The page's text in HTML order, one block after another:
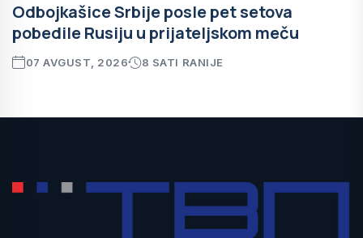
Odbojkašice Srbije posle pet setova
pobedile Rusiju u prijateljskom meču
07 AVGUST, 2026 8 SATI RANIJE